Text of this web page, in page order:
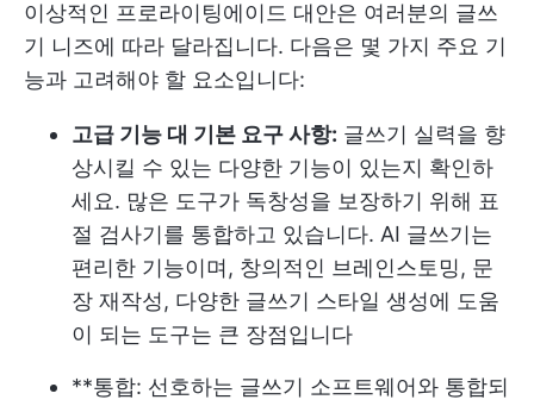
이상적인 프로라이팅에이드 대안은 여러분의 글쓰
기 니즈에 따라 달라집니다. 다음은 몇 가지 주요 기
능과 고려해야 할 요소입니다:
고급 기능 대 기본 요구 사항: 글쓰기 실력을 향
상시킬 수 있는 다양한 기능이 있는지 확인하
세요. 많은 도구가 독창성을 보장하기 위해 표
절 검사기를 통합하고 있습니다. AI 글쓰기는
편리한 기능이며, 창의적인 브레인스토밍, 문
장 재작성, 다양한 글쓰기 스타일 생성에 도움
이 되는 도구는 큰 장점입니다
**통합: 선호하는 글쓰기 소프트웨어와 통합되